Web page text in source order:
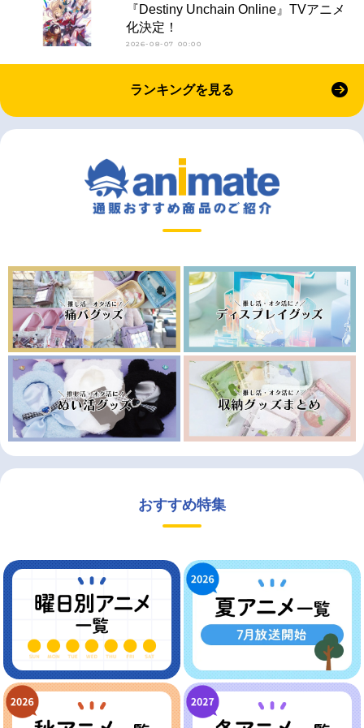
『Destiny Unchain Online』TVアニメ
化決定！
2026-08-07 00:00
ランキングを見る
おすすめ特集